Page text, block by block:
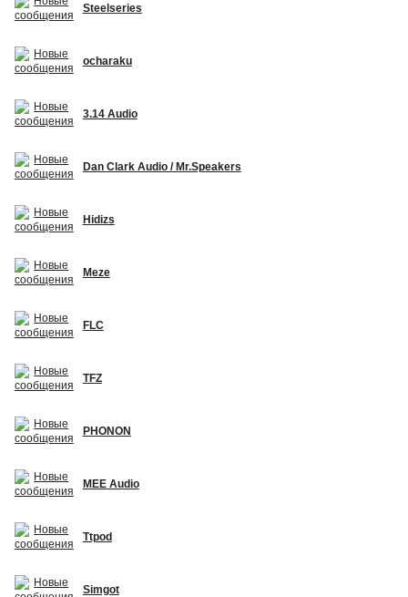
Steelseries
ocharaku
3.14 Audio
Dan Clark Audio / Mr.Speakers
Hidizs
Meze
FLC
TFZ
PHONON
MEE Audio
Ttpod
Simgot